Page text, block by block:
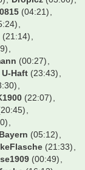
Dropicz (03:06)
(04:21)
(21:14)
(00:27)
Haft (23:43)
(22:07)
(05:12)
(21:33)
(00:49)